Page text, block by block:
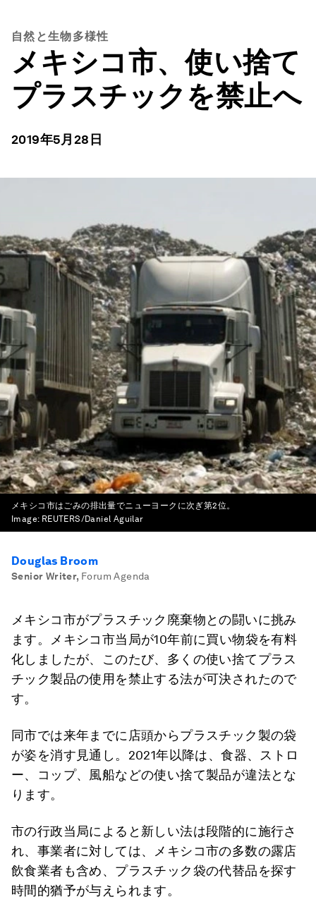
自然と生物多様性
メキシコ市、使い捨て
プラスチックを禁止へ
2019年5月28日
メキシコ市はごみの排出量でニューヨークに次ぎ第2位。
Image: REUTERS/Daniel Aguilar
Douglas Broom
Senior Writer, Forum Agenda
メキシコ市がプラスチック廃棄物との闘いに挑み
ます。メキシコ市当局が10年前に買い物袋を有料
化しましたが、このたび、多くの使い捨てプラス
チック製品の使用を禁止する法が可決されたので
す。
同市では来年までに店頭からプラスチック製の袋
が姿を消す見通し。2021年以降は、食器、ストロ
ー、コップ、風船などの使い捨て製品が違法とな
ります。
市の行政当局によると新しい法は段階的に施行さ
れ、事業者に対しては、メキシコ市の多数の露店
飲食業者も含め、プラスチック袋の代替品を探す
時間的猶予が与えられます。